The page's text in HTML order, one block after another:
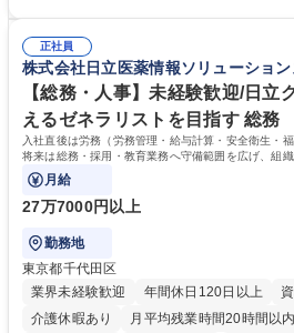
正社員
株式会社日立医薬情報ソリューショ
【総務・人事】未経験歓迎/日立
えるゼネラリストを目指す 総務
入社直後は労務（労務管理・給与計算・安全衛生・
将来は総務・採用・教育業務へ守備範囲を広げ、組
ます。
月給
27万7000円以上
勤務地
東京都千代田区
業界未経験歓迎
年間休日120日以上
介護休暇あり
月平均残業時間20時間以内